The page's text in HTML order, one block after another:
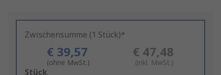
Zwischensumme (1 Stück)*
€ 39,57
(ohne MwSt.)
€ 47,48
(inkl. MwSt.)
Add
Stück